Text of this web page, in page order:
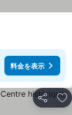
料金を表示
シェア お